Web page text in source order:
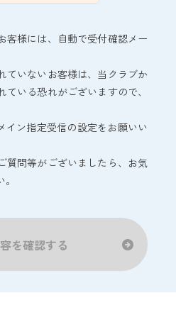
客様には、自動で受付確認メー
ていないお客様は、当クラブか
いる恐れがございますので、
イン指定受信の設定をお願いい
質問等がございましたら、お気